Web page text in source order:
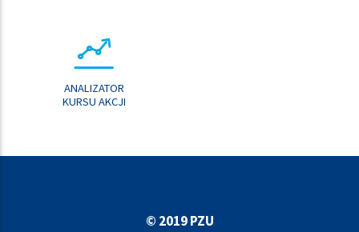
ANALIZATOR
KURSU AKCJI
© 2019 PZU